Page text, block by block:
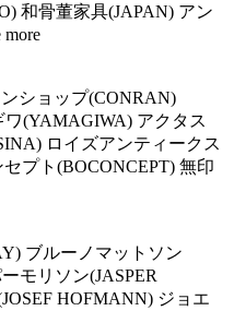
和骨董家具(JAPAN) アン
ショップ(CONRAN)
ワ(YAMAGIWA) アクタス
ロイズアンティークス
プト(BOCONCEPT) 無印
ブルーノマットソン
モリソン(JASPER
HOFMANN) ジョエ